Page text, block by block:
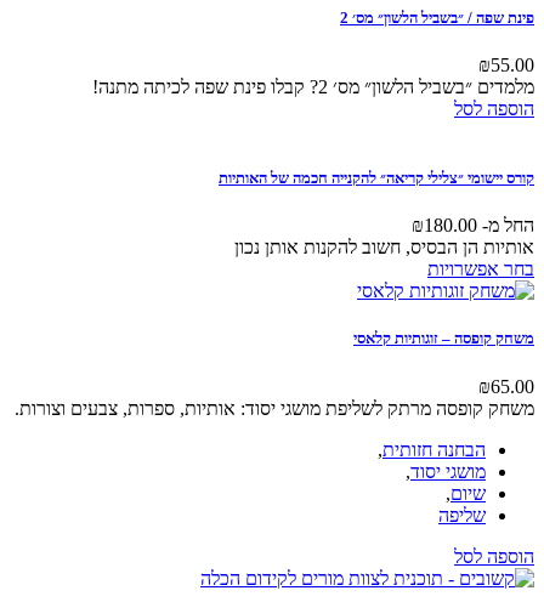
מספר
ניתן
לבחור
את
האפשרויות
הלשון״ מס׳ 2
2? קבלו פינת שפה לכיתה מתנה!
קריאה״ להקנייה חכמה של האותיות
₪
חשוב להקנות אותן נכון
למוצר
זה
מספר
ניתן
לבחור
את
האפשרויות
בעמוד
המוצר
זוגותיות קלאסי
מרתק לשליפת מושגי יסוד: אותיות, ספרות, צבעים וצורות.
חזותית,
יסוד